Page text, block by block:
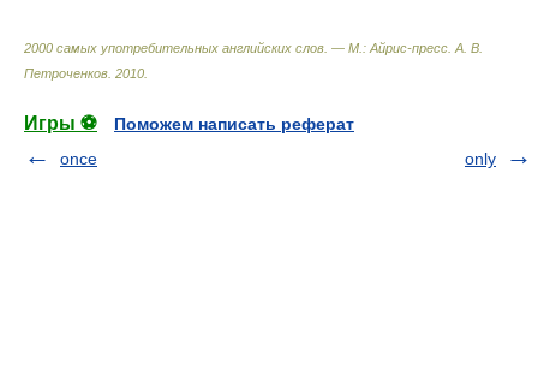
2000 самых употребительных английских слов. — М.: Айрис-пресс А. В.
Петроченков 2010
Игры ⚽
Поможем написать реферат
once
only